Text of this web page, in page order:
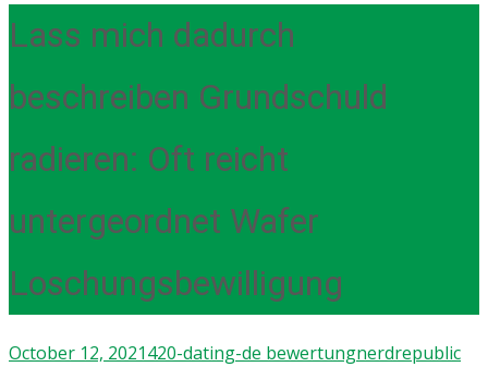
Lass mich dadurch
beschreiben Grundschuld
radieren: Oft reicht
untergeordnet Wafer
Loschungsbewilligung
October 12, 2021420-dating-de bewertungnerdrepublic